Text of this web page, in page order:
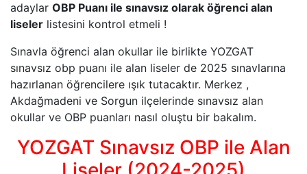
adaylar OBP Puanı ile sınavsız olarak öğrenci alan
liseler listesini kontrol etmeli !
Sınavla öğrenci alan okullar ile birlikte YOZGAT
sınavsız obp puanı ile alan liseler de 2025 sınavlarına
hazırlanan öğrencilere ışık tutacaktır. Merkez ,
Akdağmadeni ve Sorgun ilçelerinde sınavsız alan
okullar ve OBP puanları nasıl oluştu bir bakalım.
YOZGAT Sınavsız OBP ile Alan